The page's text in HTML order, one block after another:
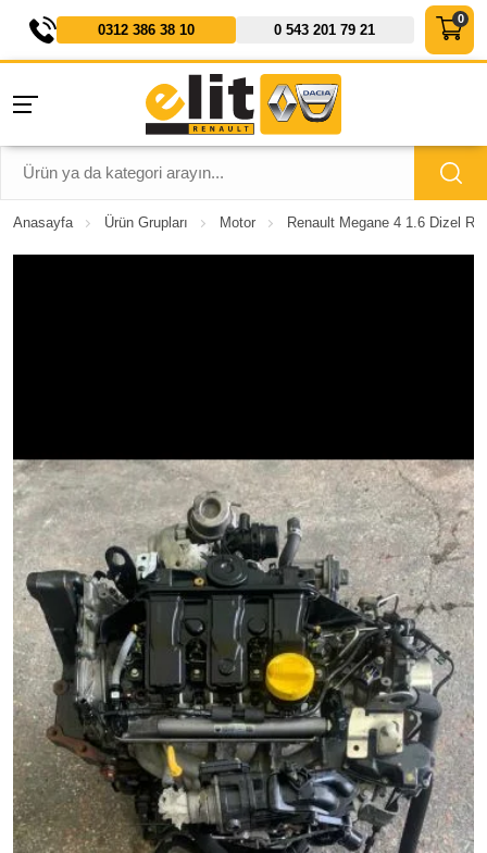
0312 386 38 10 0 543 201 79 21
Anasayfa Ürün Grupları Motor Renault Megane 4 1.6 Dizel